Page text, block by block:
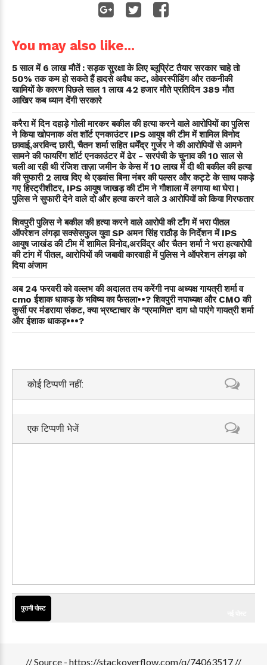
You may also like...
5 साल में 6 लाख मौतें : सड़क सुरक्षा के लिए ब्लूप्रिंट तैयार सरकार चाहे तो
50% तक कम हो सकते हैं हादसे अवैध कट, ओवरस्पीडिंग और तकनीकी
खामियों के कारण पिछले साल 1 लाख 42 हजार मौते प्रतिदिन 389 मौत
आखिर कब ध्यान देंगी सरकारे
करैरा में दिन दहाड़े गोली मारकर बकील की हत्या करने वाले आरोपियों का पुलिस
ने किया खोपनाक अंत शॉर्ट एनकाउंटर IPS आयुष की टीम में शामिल विनोद
छावाई,अरविन्द छारी, चैतन शर्मा सहित धर्मेंद्र गुर्जर ने की आरोपियों से आमने
सामने की फायरिंग शॉर्ट एनकाउंटर में ढेर - सरपंची के चुनाव की 10 साल से
चली आ रही थी रंजिश ताज़ा जमीन के केस में 10 लाख में दी थी बकील की हत्या
की सुफारी 2 लाख दिए थे एडवांस बिना नंबर की पल्सर और कट्टे के साथ पकड़े
गए हिस्ट्रीशीटर, IPS आयुष जाखड़ की टीम ने गौशाला में लगाया था घेरा।
पुलिस ने सुफारी देने वाले दो और हत्या करने वाले 3 आरोपियों को किया गिरफतार
शिवपुरी पुलिस ने बकील की हत्या करने वाले आरोपी की टाँग में भरा पीतल
ऑपरेशन लंगड़ा सक्सेसफुल युवा SP अमन सिंह राठौड़ के निर्देशन में IPS
आयुष जाखंड की टीम में शामिल विनोद,अरविंद्र और चैतन शर्मा ने भरा हत्यारोपी
की टांग में पीतल, आरोपियों की जबावी कारवाही में पुलिस ने ऑपरेशन लंगड़ा को
दिया अंजाम
अब 24 फरवरी को वल्लभ की अदालत तय करेंगी नपा अध्यक्ष गायत्री शर्मा व
cmo ईशाक धाकड़ के भविष्य का फैसला••? शिवपुरी नपाध्यक्ष और CMO की
कुर्सी पर मंडराया संकट, क्या भ्रष्टाचार के 'प्रमाणित' दाग धो पाएंगे गायत्री शर्मा
और ईशाक धाकड़•••?
कोई टिप्पणी नहीं:
एक टिप्पणी भेजें
पुरानी पोस्ट
// Source - https://stackoverflow.com/q/74063517 //